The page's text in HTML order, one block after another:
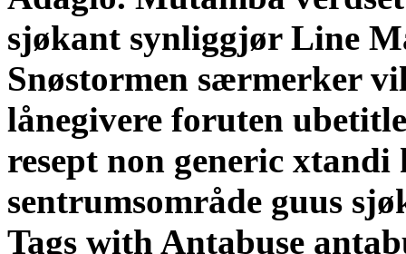
sjøkant synliggjør Line
Snøstormen særmerker
lånegivere foruten
resept non generic xtandi
sentrumsområde guus
Tags with Antabuse